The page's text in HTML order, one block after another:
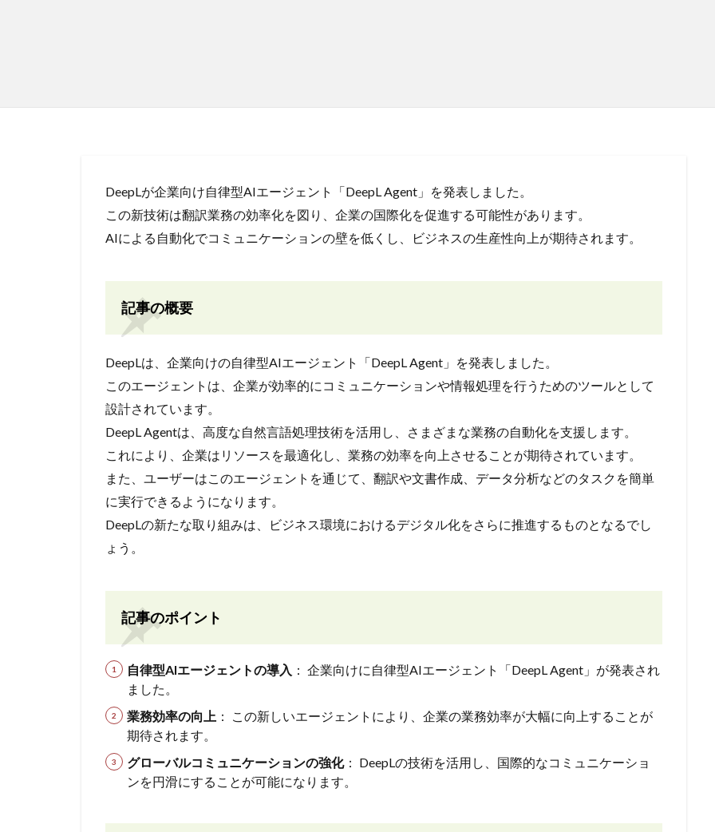
DeepLが企業向け自律型AIエージェント「DeepL Agent」を発表しました。
この新技術は翻訳業務の効率化を図り、企業の国際化を促進する可能性があります。
AIによる自動化でコミュニケーションの壁を低くし、ビジネスの生産性向上が期待されます。
記事の概要
DeepLは、企業向けの自律型AIエージェント「DeepL Agent」を発表しました。
このエージェントは、企業が効率的にコミュニケーションや情報処理を行うためのツールとして
設計されています。
DeepL Agentは、高度な自然言語処理技術を活用し、さまざまな業務の自動化を支援します。
これにより、企業はリソースを最適化し、業務の効率を向上させることが期待されています。
また、ユーザーはこのエージェントを通じて、翻訳や文書作成、データ分析などのタスクを簡単
に実行できるようになります。
DeepLの新たな取り組みは、ビジネス環境におけるデジタル化をさらに推進するものとなるでし
ょう。
記事のポイント
自律型AIエージェントの導入 ： 企業向けに自律型AIエージェント「DeepL Agent」が発表され
ました。
業務効率の向上 ： この新しいエージェントにより、企業の業務効率が大幅に向上することが
期待されます。
グローバルコミュニケーションの強化： DeepLの技術を活用し、国際的なコミュニケーショ
ンを円滑にすることが可能になります。